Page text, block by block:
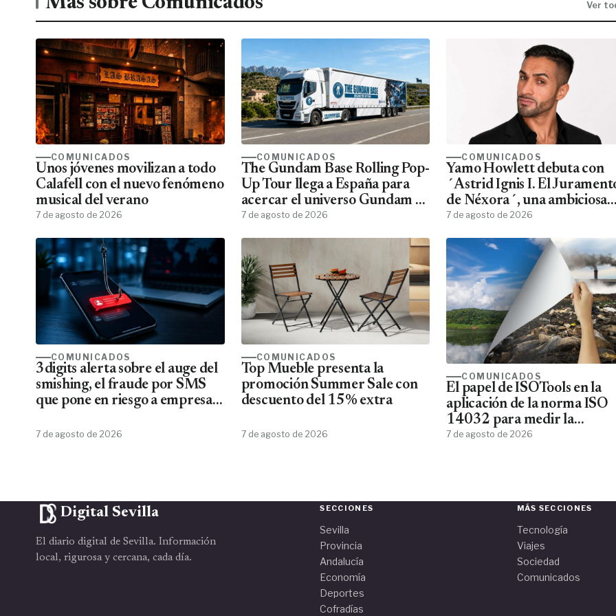
Ver
COMUNICADOS
Unos jóvenes movilizan a todo
Calafell con el nuevo fenómeno
musical del verano
7 de agosto de 2026
COMUNICADOS
The Gundam Base Rolling Pop-
Up Tour llega a España para
acercar el universo Gundam a
todos los fans
7 de agosto de 2026
COMUNICADOS
Yamo Howlett debuta con
´Astrid Ignis I. El
de Néxora´, una ambiciosa
saga de fantasía y ciencia
7 de agosto de 2026
COMUNICADOS
3digits alerta sobre el auge del
smishing, el fraude por SMS
que pone en riesgo a empresas
7 de agosto de 2026
COMUNICADOS
Top Mueble presenta la
promoción Summer Sale con
descuento del 15% extra
7 de agosto de 2026
COMUNICADOS
El papel de ISOTools en la
aplicación de la norma ISO
14032 para medir la
sostenibilidad empresarial
7 de agosto de 2026
Digital Sevilla
El diario digital de Sevilla. Información
local, rigurosa y cercana, cada día.
SECCIONES
Sevilla
Provincia
Andalucía
Economía
Deportes
Cofradías
MÁS SECCIONES
Tecnología
Viajes
Sociedad
Comunicados